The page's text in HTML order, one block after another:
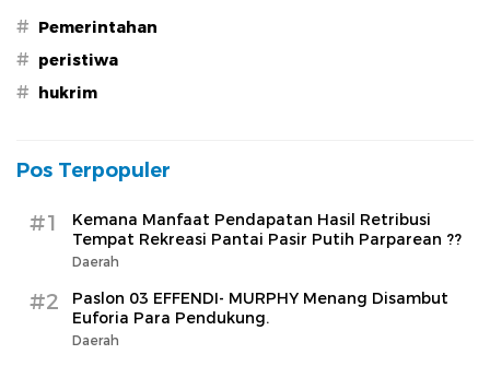
# Pemerintahan
# peristiwa
# hukrim
Pos Terpopuler
#1
Kemana Manfaat Pendapatan Hasil Retribusi
Tempat Rekreasi Pantai Pasir Putih Parparean ??
Daerah
#2
Paslon 03 EFFENDI- MURPHY Menang Disambut
Euforia Para Pendukung.
Daerah